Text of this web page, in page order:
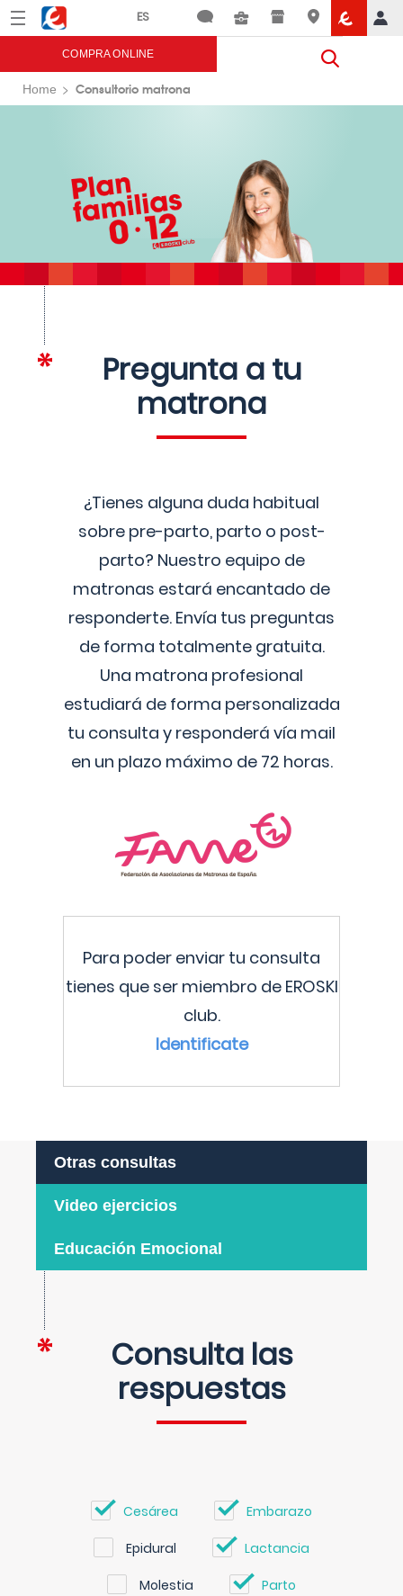
Menú Eroski
COMPRA ONLINE
Home Consultorio matrona
Pregunta a tu
matrona
¿Tienes alguna duda habitual
sobre pre-parto, parto o post-
parto? Nuestro equipo de
matronas estará encantado de
responderte. Envía tus preguntas
de forma totalmente gratuita.
Una matrona profesional
estudiará de forma personalizada
tu consulta y responderá vía mail
en un plazo máximo de 72 horas.
Para poder enviar tu consulta
tienes que ser miembro de EROSKI
club.
Identificate
Otras consultas
Video ejercicios
Educación Emocional
Consulta las
respuestas
Cesárea Embarazo
Epidural Lactancia
Molestia Parto